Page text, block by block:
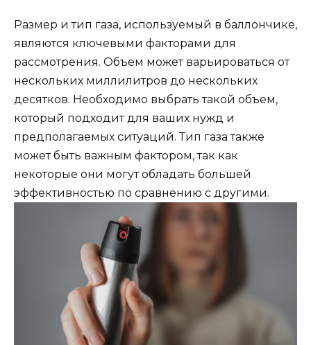
Размер и тип газа, используемый в баллончике,
являются ключевыми факторами для
рассмотрения. Объем может варьироваться от
нескольких миллилитров до нескольких
десятков. Необходимо выбрать такой объем,
который подходит для ваших нужд и
предполагаемых ситуаций. Тип газа также
может быть важным фактором, так как
некоторые они могут обладать большей
эффективностью по сравнению с другими.